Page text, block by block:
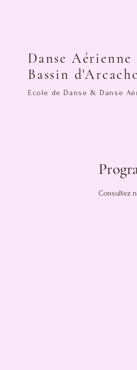
Danse Aérienne
Bassin
Ecole de Danse & Danse
Consultez